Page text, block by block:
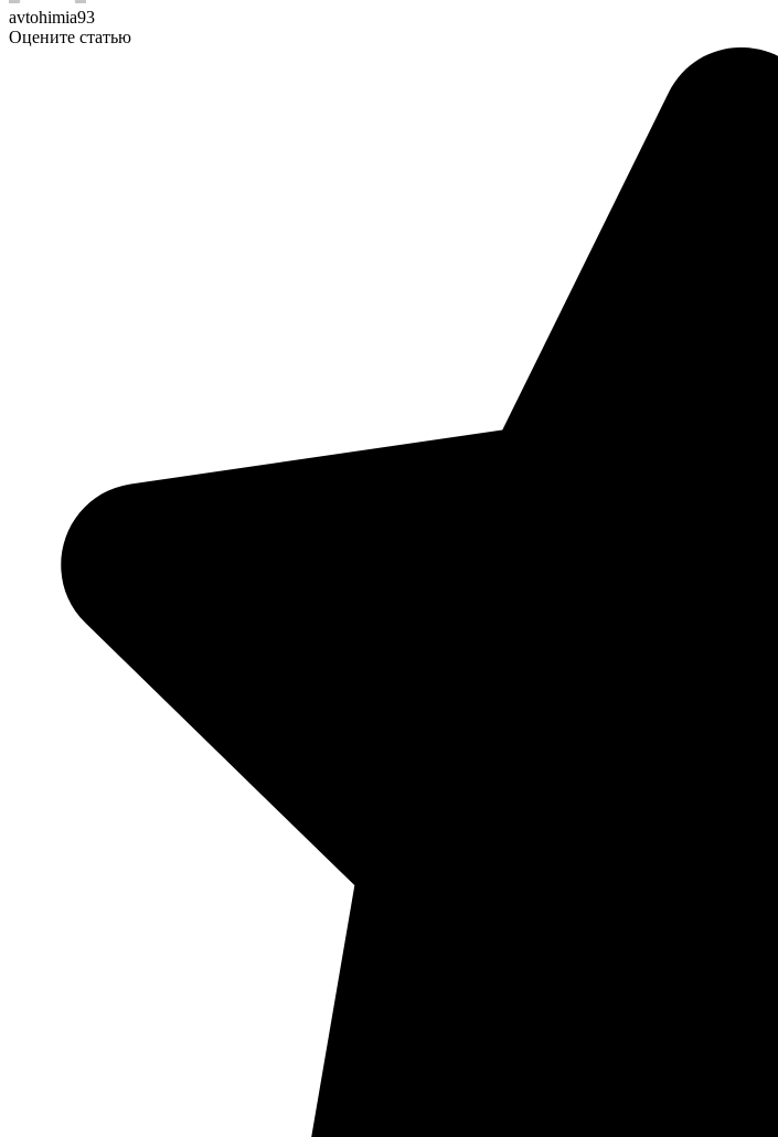
avtohimia93
Оцените статью